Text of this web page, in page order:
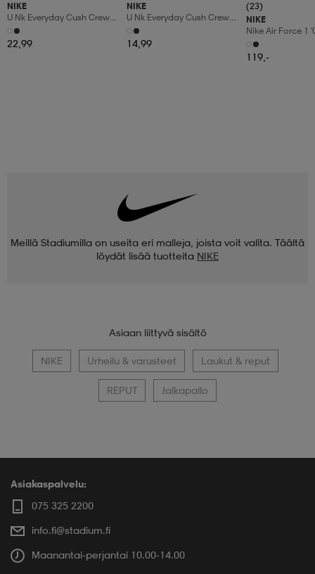
NIKE
U Nk Everyday Cush Crew
6pr-Bd
22,99
NIKE
U Nk Everyday Cush Crew
3pr
14,99
(23)
NIKE
Nike Air Force 1
Shoes
119,-
Meillä Stadiumilla on useita eri malleja, joista voit valita. Täältä
löydät lisää tuotteita NIKE
Asiaan liittyvä sisältö
NIKE Urheilu & varusteet Laukut & reput
REPUT Jalkapallo
Asiakaspalvelu:
075 325 2200
info.fi@stadium.fi
Maanantai-perjantai 10.00-14.00